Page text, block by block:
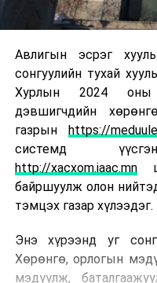
Авлигын эсрэг
сонгуулийн тухай
Хурлын 2024 оны
дэвшигчдийн
газрын
https://
системд
http://xacxom.iaac.mn
байршуулж олон
тэмцэх газар хүлээдэг.
Энэ хүрээнд уг
Хөрөнгө, орлогын
мэдүүлж,